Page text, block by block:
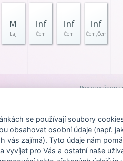
M
Laj
Inf
Čem
Inf
Čem
Inf
Čem,Čem
Provozováno na
se používají soubory
obsahovat osobní údaje (např.
vás zajímá). Tyto údaje nám
vyvíjet pro Vás a ostatní naše